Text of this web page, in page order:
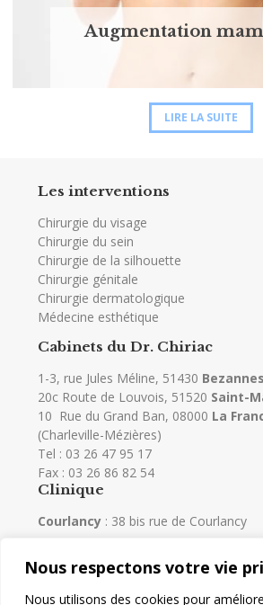
Nous respectons votre vie
Nous utilisons des cookies pour
Augmentation
LIRE LA SUITE
Les interventions
Chirurgie du visage
Chirurgie du sein
Chirurgie de la silhouette
Chirurgie génitale
Chirurgie dermatologique
Médecine esthétique
Cabinets du Dr. Chiriac
1-3, rue Jules Méline, 51430 Bezannes
20c Route de Louvois, 51520 Saint-
10 Rue du Grand Ban, 08000 La
(Charleville-Mézières)
Tel : 03 26 47 95 17
Fax : 03 26 86 82 54
Clinique
Courlancy : 38 bis rue de Courlancy